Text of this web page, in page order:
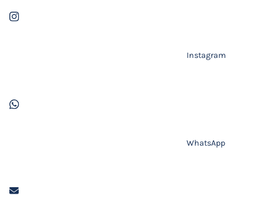
Instagram
WhatsApp